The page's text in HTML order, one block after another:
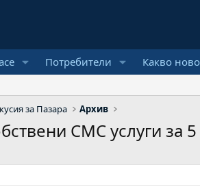
Потребители Какво
за Пазара Архив
СМС услуги за